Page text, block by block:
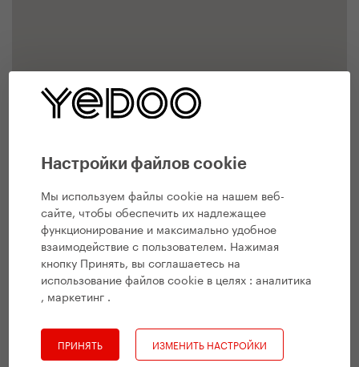
Настройки файлов cookie
Мы используем файлы cookie на нашем веб-
сайте, чтобы обеспечить их надлежащее
функционирование и максимально удобное
взаимодействие с пользователем. Нажимая
кнопку Принять, вы соглашаетесь на
использование файлов cookie в целях :аналитика
, маркетинг .
ПРИНЯТЬ ИЗМЕНИТЬ НАСТРОЙКИ